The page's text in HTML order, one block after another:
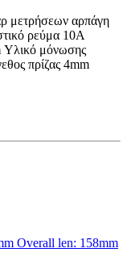
μετρήσεων αρπάγη
ρεύμα 10A
μόνωσης
πρίζας 4mm